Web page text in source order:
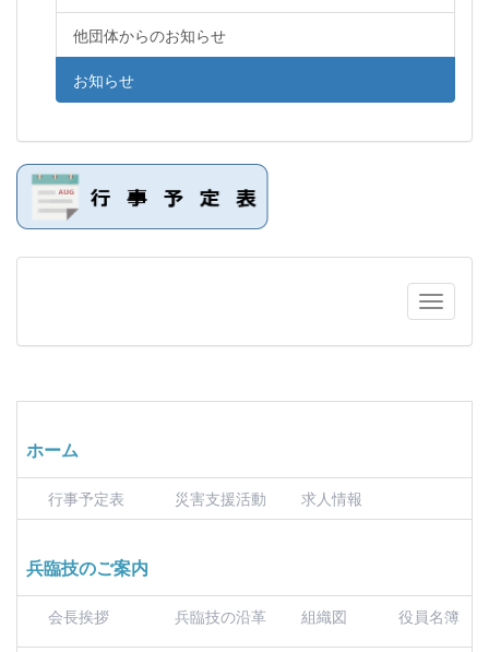
他団体からのお知らせ
お知らせ
ホーム
行事予定表 災害支援活動 求人情報
兵臨技のご案内
会長挨拶 兵臨技の沿革 組織図 役員名簿